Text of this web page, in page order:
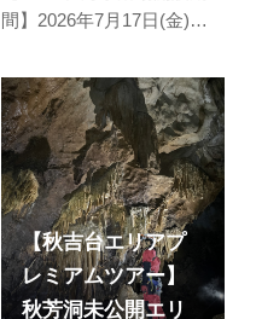
間】2026年7月17日(金)～8
門海岸国定公園に指定され
ていて、美しい海岸線に位
置する海水浴場。ビーチ近
くまで車が乗り入れ可能な
ので便利。また、ビーチの
近くでテントを張ることも
できます。キャンプ場／有
マリンス…
【秋吉台エリアプ
レミアムツアー】
秋芳洞未公開エリ